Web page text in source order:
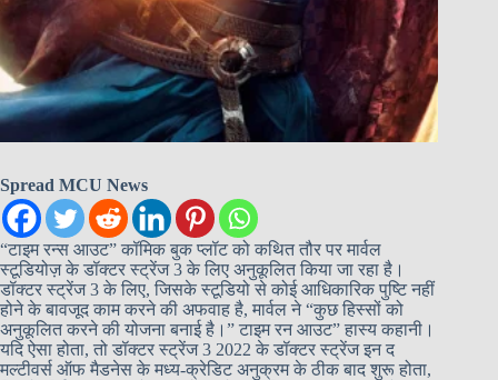
Spread MCU News
“टाइम रन्स आउट” कॉमिक बुक प्लॉट को कथित तौर पर मार्वल
स्टूडियोज़ के डॉक्टर स्ट्रेंज 3 के लिए अनुकूलित किया जा रहा है।
डॉक्टर स्ट्रेंज 3 के लिए, जिसके स्टूडियो से कोई आधिकारिक पुष्टि नहीं
होने के बावजूद काम करने की अफवाह है, मार्वल ने “कुछ हिस्सों को
अनुकूलित करने की योजना बनाई है।” टाइम रन आउट” हास्य कहानी।
यदि ऐसा होता, तो डॉक्टर स्ट्रेंज 3 2022 के डॉक्टर स्ट्रेंज इन द
मल्टीवर्स ऑफ मैडनेस के मध्य-क्रेडिट अनुक्रम के ठीक बाद शुरू होता,